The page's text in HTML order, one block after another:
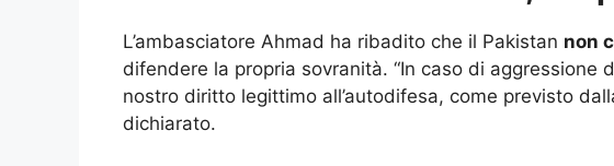
L’ambasciatore Ahmad ha ribadito che il Pakistan non
difendere la propria sovranità. “In caso di aggressione
nostro diritto legittimo all’autodifesa, come previsto
dichiarato.